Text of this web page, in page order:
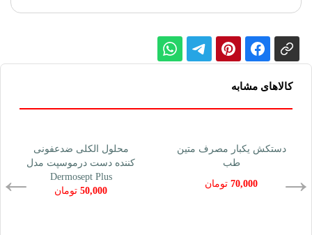
کالاهای مشابه
دستکش یکبار مصرف متین
طب
70,000 تومان
محلول الکلی ضدعفونی
کننده دست درموسپت مدل
Dermosept Plus
50,000 تومان